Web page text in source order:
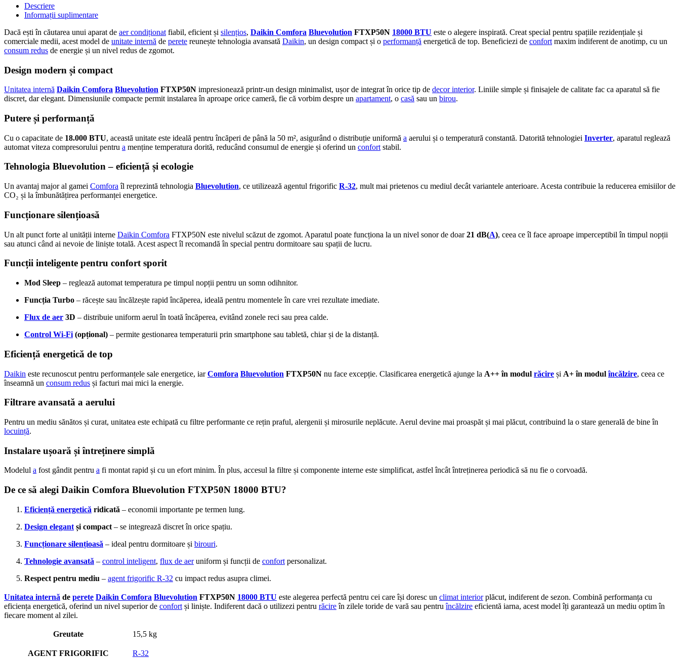
Descriere
Informații suplimentare
Dacă ești în căutarea unui aparat de aer condiționat fiabil, eficient și silențios, Daikin Comfora Bluevolution FTXP50N 18000 BTU este o alegere inspirată. Creat special pentru spațiile rezidențiale și
comerciale medii, acest model de unitate internă de perete reunește tehnologia avansată Daikin, un design compact și o performanță energetică de top. Beneficiezi de confort maxim indiferent de anotimp, cu un
consum redus de energie și un nivel redus de zgomot.
Design modern și compact
Unitatea internă Daikin Comfora Bluevolution FTXP50N impresionează printr-un design minimalist, ușor de integrat în orice tip de decor interior. Liniile simple și finisajele de calitate fac ca aparatul să fie
discret, dar elegant. Dimensiunile compacte permit instalarea în aproape orice cameră, fie că vorbim despre un apartament, o casă sau un birou.
Putere și performanță
Cu o capacitate de 18.000 BTU, această unitate este ideală pentru încăperi de până la 50 m², asigurând o distribuție uniformă a aerului și o temperatură constantă. Datorită tehnologiei Inverter, aparatul reglează
automat viteza compresorului pentru a menține temperatura dorită, reducând consumul de energie și oferind un confort stabil.
Tehnologia Bluevolution – eficiență și ecologie
Un avantaj major al gamei Comfora îl reprezintă tehnologia Bluevolution, ce utilizează agentul frigorific R-32, mult mai prietenos cu mediul decât variantele anterioare. Acesta contribuie la reducerea emisiilor de
CO₂ și la îmbunătățirea performanței energetice.
Funcționare silențioasă
Un alt punct forte al unității interne Daikin Comfora FTXP50N este nivelul scăzut de zgomot. Aparatul poate funcționa la un nivel sonor de doar21 dB(A), ceea ce îl face aproape imperceptibil în timpul nopții
sau atunci când ai nevoie de liniște totală. Acest aspect îl recomandă în special pentru dormitoare sau spații de lucru.
Funcții inteligente pentru confort sporit
Mod Sleep – reglează automat temperatura pe timpul nopții pentru un somn odihnitor.
Funcția Turbo – răcește sau încălzește rapid încăperea, ideală pentru momentele în care vrei rezultate imediate.
Flux de aer 3D – distribuie uniform aerul în toată încăperea, evitând zonele reci sau prea calde.
Control Wi-Fi (opțional) – permite gestionarea temperaturii prin smartphone sau tabletă, chiar și de la distanță.
Eficiență energetică de top
Daikin este recunoscut pentru performanțele sale energetice, iarComfora Bluevolution FTXP50N nu face excepție. Clasificarea energetică ajunge la A++ în modul răcire și A+ în modulîncălzire, ceea ce
înseamnă un consum redus și facturi mai mici la energie.
Filtrare avansată a aerului
Pentru un mediu sănătos și curat, unitatea este echipată cu filtre performante ce rețin praful, alergenii și mirosurile neplăcute. Aerul devine mai proaspăt și mai plăcut, contribuind la o stare generală de bine în
locuință.
Instalare ușoară și întreținere simplă
Modelul a fost gândit pentru a fi montat rapid și cu un efort minim. În plus, accesul la filtre și componente interne este simplificat, astfel încât întreținerea periodică să nu fie o corvoadă.
De ce să alegi Daikin Comfora Bluevolution FTXP50N 18000 BTU?
Eficiență energetică ridicată – economii importante pe termen lung.
Design elegant și compact – se integrează discret în orice spațiu.
Funcționare silențioasă – ideal pentru dormitoare și birouri.
Tehnologie avansată – control inteligent, flux de aeruniform și funcții de confort personalizat.
Respect pentru mediu – agent frigorific R-32 cu impact redus asupra climei.
Unitatea internă de perete Daikin Comfora Bluevolution FTXP50N 18000 BTU este alegerea perfectă pentru cei care își doresc un climat interiorplăcut, indiferent de sezon. Combină performanța cu
eficiența energetică, oferind un nivel superior de confort și liniște. Indiferent dacă o utilizezi pentru răcireîn zilele toride de vară sau pentruîncălzire eficientă iarna, acest model îți garantează un mediu optim în
fiecare moment al zilei.
Greutate 15,5 kg
AGENT FRIGORIFIC R-32